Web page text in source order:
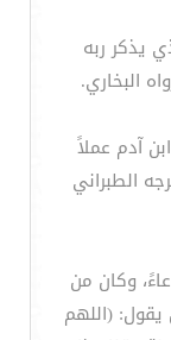
يذكر ربه
البخاري.
آدم عملاً
الطبراني
وكان من
يقول: (اللهم